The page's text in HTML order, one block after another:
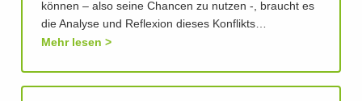
können – also seine Chancen zu nutzen -, braucht es
die Analyse und Reflexion dieses Konflikts…
Mehr lesen